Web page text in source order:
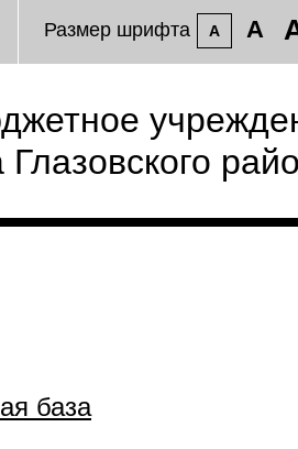
Размер шрифта A A
база